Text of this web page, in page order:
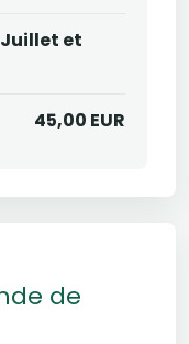
et
45,00 EUR
de